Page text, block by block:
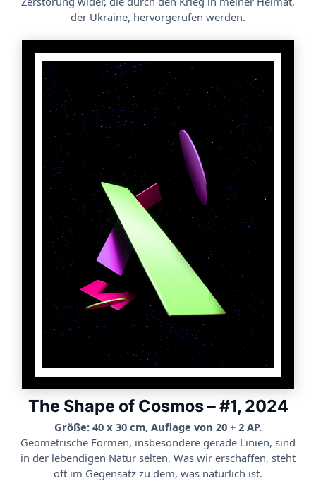
der Ukraine, hervorgerufen werden.
The Shape of Cosmos – #1, 2024
Größe: 40 x 30 cm, Auflage von 20 + 2 AP.
Geometrische Formen, insbesondere gerade Linien, sind
in der lebendigen Natur selten. Was wir erschaffen, steht
oft im Gegensatz zu dem, was natürlich ist.